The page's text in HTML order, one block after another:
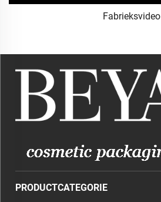
Fabrieksvideo
PRODUCTCATEGORIE